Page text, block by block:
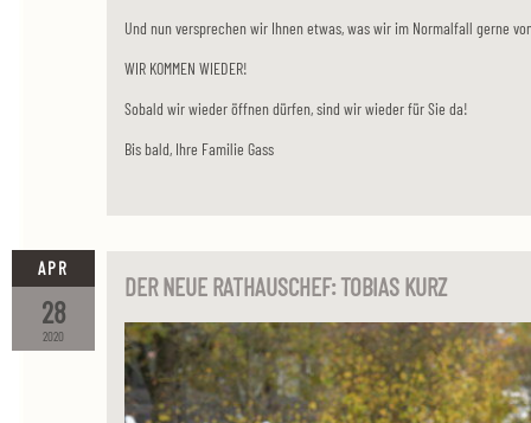
Und nun versprechen wir Ihnen etwas, was wir im Normalfall gerne
WIR KOMMEN WIEDER!
Sobald wir wieder öffnen dürfen, sind wir wieder für Sie da!
Bis bald, Ihre Familie Gass
2020
28
APR
DER NEUE RATHAUSCHEF: TOBIAS KURZ